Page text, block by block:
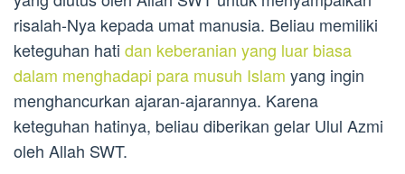
risalah-Nya kepada umat manusia. Beliau memiliki
keteguhan hati dan keberanian yang luar biasa
dalam menghadapi para musuh Islam yang ingin
menghancurkan ajaran-ajarannya. Karena
keteguhan hatinya, beliau diberikan gelar Ulul Azmi
oleh Allah SWT.